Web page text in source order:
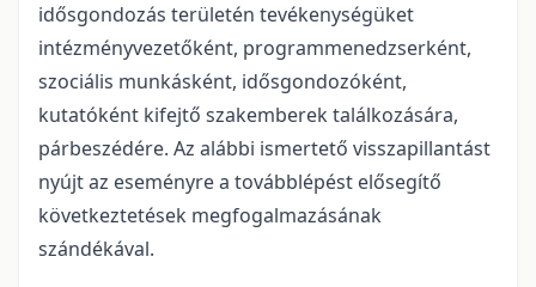
idősgondozás területén tevékenységüket
intézményvezetőként, programmenedzserként,
szociális munkásként, idősgondozóként,
kutatóként kifejtő szakemberek találkozására,
párbeszédére. Az alábbi ismertető visszapillantást
nyújt az eseményre a továbblépést elősegítő
következtetések megfogalmazásának
szándékával.